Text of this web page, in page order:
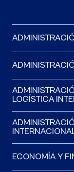
LOGÍSTICA
ECONOMÍA Y